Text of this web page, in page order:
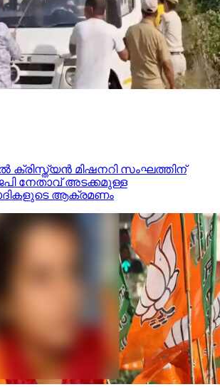
ക്രിസ്ത്യന്‍ മിഷനറി സംഘത്തിന്
നേതാവ് അടക്കമുള്ള
ആക്രമണം